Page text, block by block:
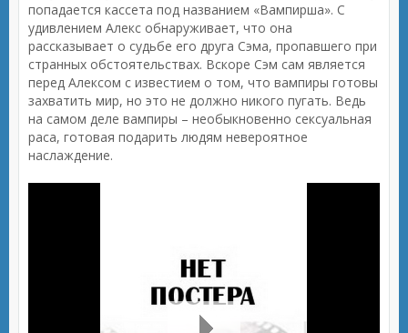
попадается кассета под названием «Вампирша». С
удивлением Алекс обнаруживает, что она
рассказывает о судьбе его друга Сэма, пропавшего при
странных обстоятельствах. Вскоре Сэм сам является
перед Алексом с известием о том, что вампиры готовы
захватить мир, но это не должно никого пугать. Ведь
на самом деле вампиры – необыкновенно сексуальная
раса, готовая подарить людям невероятное
наслаждение.